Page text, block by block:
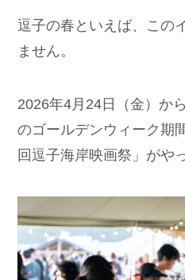
逗子の春といえば、この
ません。
2026年4月24日（金）か
のゴールデンウィーク期
回逗子海岸映画祭」がや